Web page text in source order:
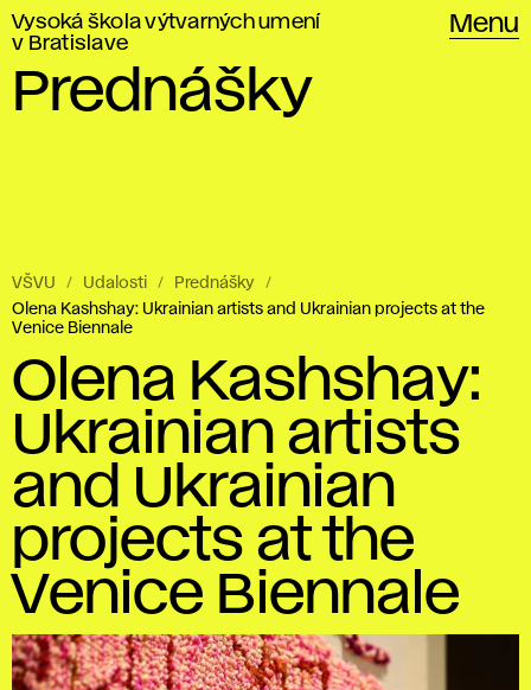
Vysoká škola výtvarných umení
v Bratislave
Menu
Prednášky
VŠVU Udalosti
Prednášky
Olena Kashshay: Ukrainian artists and Ukrainian projects at the
Venice Biennale
Olena Kashshay:
Ukrainian artists
and Ukrainian
projects at the
Venice Biennale